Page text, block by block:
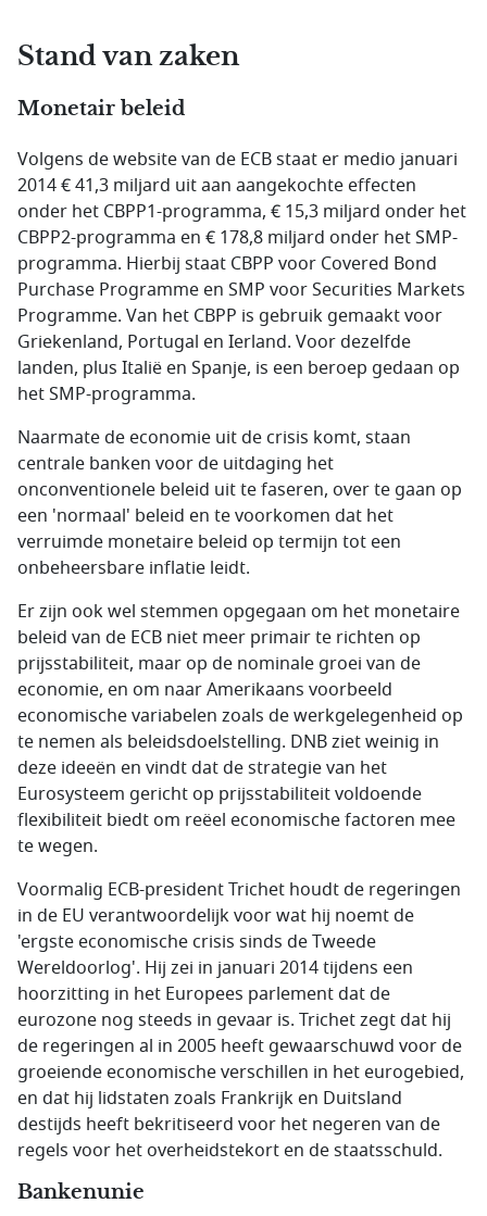
Stand van zaken
Monetair beleid
Volgens de website van de ECB staat er medio januari
2014 € 41,3 miljard uit aan aangekochte effecten
onder het CBPP1-programma, € 15,3 miljard onder het
CBPP2-programma en € 178,8 miljard onder het SMP-
programma. Hierbij staat CBPP voor Covered Bond
Purchase Programme en SMP voor Securities Markets
Programme. Van het CBPP is gebruik gemaakt voor
Griekenland, Portugal en Ierland. Voor dezelfde
landen, plus Italië en Spanje, is een beroep gedaan op
het SMP-programma.
Naarmate de economie uit de crisis komt, staan
centrale banken voor de uitdaging het
onconventionele beleid uit te faseren, over te gaan op
een 'normaal' beleid en te voorkomen dat het
verruimde monetaire beleid op termijn tot een
onbeheersbare inflatie leidt.
Er zijn ook wel stemmen opgegaan om het monetaire
beleid van de ECB niet meer primair te richten op
prijsstabiliteit, maar op de nominale groei van de
economie, en om naar Amerikaans voorbeeld
economische variabelen zoals de werkgelegenheid op
te nemen als beleidsdoelstelling. DNB ziet weinig in
deze ideeën en vindt dat de strategie van het
Eurosysteem gericht op prijsstabiliteit voldoende
flexibiliteit biedt om reëel economische factoren mee
te wegen.
Voormalig ECB-president Trichet houdt de regeringen
in de EU verantwoordelijk voor wat hij noemt de
'ergste economische crisis sinds de Tweede
Wereldoorlog'. Hij zei in januari 2014 tijdens een
hoorzitting in het Europees parlement dat de
eurozone nog steeds in gevaar is. Trichet zegt dat hij
de regeringen al in 2005 heeft gewaarschuwd voor de
groeiende economische verschillen in het eurogebied,
en dat hij lidstaten zoals Frankrijk en Duitsland
destijds heeft bekritiseerd voor het negeren van de
regels voor het overheidstekort en de staatsschuld.
Bankenunie